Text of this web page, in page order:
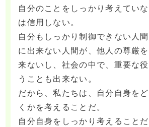
自分のことをしっかり考えてい
は信用しない。
自分もしっかり制御できない人
に出来ない人間が、他人の尊厳
来ないし、社会の中で、重要な
うことも出来ない。
だから、私たちは、自分自身を
くかを考えることだ。
自分自身をしっかり考えることだ